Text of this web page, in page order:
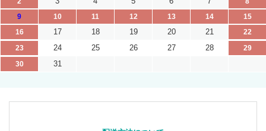
9
10 11 12 13 14
15
16
17 18 19 20 21
22
23
24 25 26 27 28
29
30
31